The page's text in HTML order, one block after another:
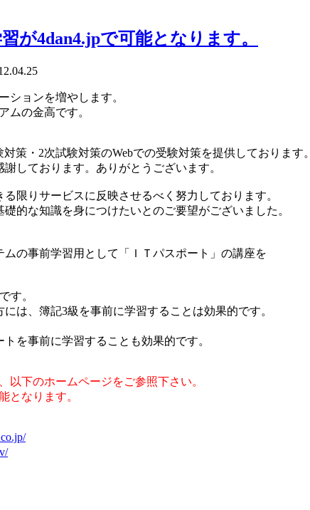
が4dan4.jpで可能となります。
ションを増やします。
ムの金高です。
策・2次試験対策のWebでの受験対策を提供しております。
しております。ありがとうございます。
限りサービスに反映させるべく努力しております。
的な知識を身につけたいとのご要望がございました。
の事前学習用として「ＩＴパスポート」の講座を
す。
は、簿記3級を事前に学習することは効果的です。
を事前に学習することも効果的です。
以下のホームページをご参照下さい。
となります。